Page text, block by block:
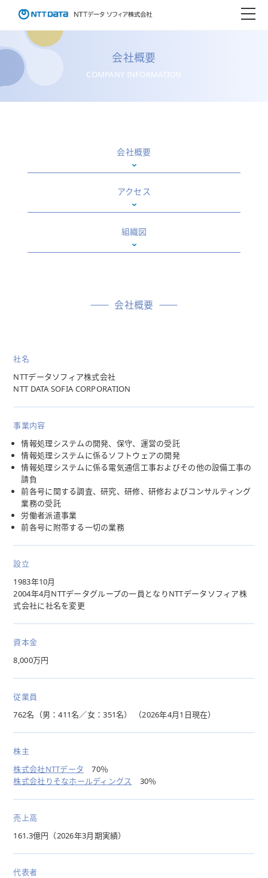
会社概要
COMPANY INFORMATION
会社概要
アクセス
組織図
会社概要
社名
NTTデータソフィア株式会社
NTT DATA SOFIA CORPORATION
事業内容
情報処理システムの開発、保守、運営の受託
情報処理システムに係るソフトウェアの開発
情報処理システムに係る電気通信工事およびその他の設備工事の
請負
前各号に関する調査、研究、研修、研修およびコンサルティング
業務の受託
労働者派遣事業
前各号に附帯する一切の業務
設立
1983年10月
2004年4月NTTデータグループの一員となりNTTデータソフィア株
式会社に社名を変更
資本金
8,000万円
従業員
762名（男：411名／女：351名） （2026年4月1日現在）
株主
株式会社NTTデータ
70％
株式会社りそなホールディングス
30％
売上高
161.3億円（2026年3月期実績）
代表者